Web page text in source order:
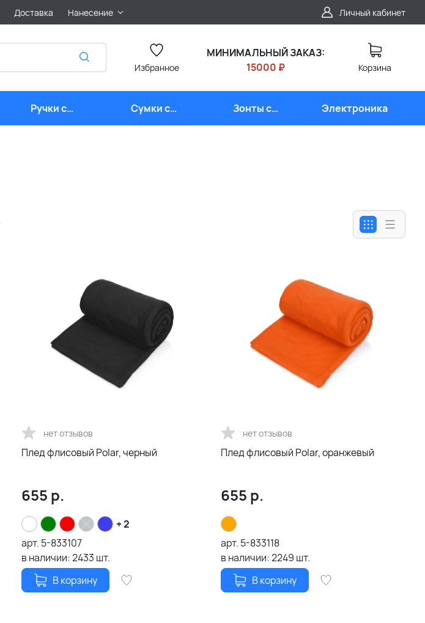
Доставка Нанесение Личный кабинет
Избранное
МИНИМАЛЬНЫЙ ЗАКАЗ:
15000 ₽
Корзина
Ручки с
логотипом
Сумки с
логотипом
Зонты с
логотипом
Электроника
нет отзывов
Плед флисовый Polar, черный
655 р.
+ 2
арт. 5-833107
в наличии:2433 шт.
В корзину
нет отзывов
Плед флисовый Polar, оранжевый
655 р.
арт. 5-833118
в наличии:2249 шт.
В корзину